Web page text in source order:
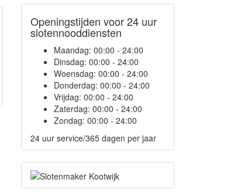
Openingstijden voor 24 uur
slotennooddiensten
Maandag: 00:00 - 24:00
Dinsdag: 00:00 - 24:00
Woensdag: 00:00 - 24:00
Donderdag: 00:00 - 24:00
Vrijdag: 00:00 - 24:00
Zaterdag: 00:00 - 24:00
Zondag: 00:00 - 24:00
24 uur service/365 dagen per jaar